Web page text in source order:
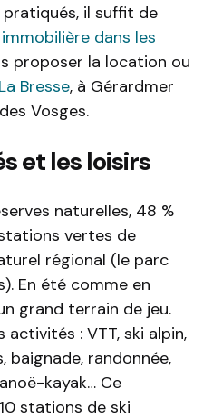
il suffit de
dans les
proposer la location ou
Bresse, à Gérardmer
Vosges.
et les loisirs
naturelles, 48 %
vertes de
régional (le parc
En été comme en
grand terrain de jeu.
: VTT, ski alpin,
baignade, randonnée,
kayak… Ce
stations de ski